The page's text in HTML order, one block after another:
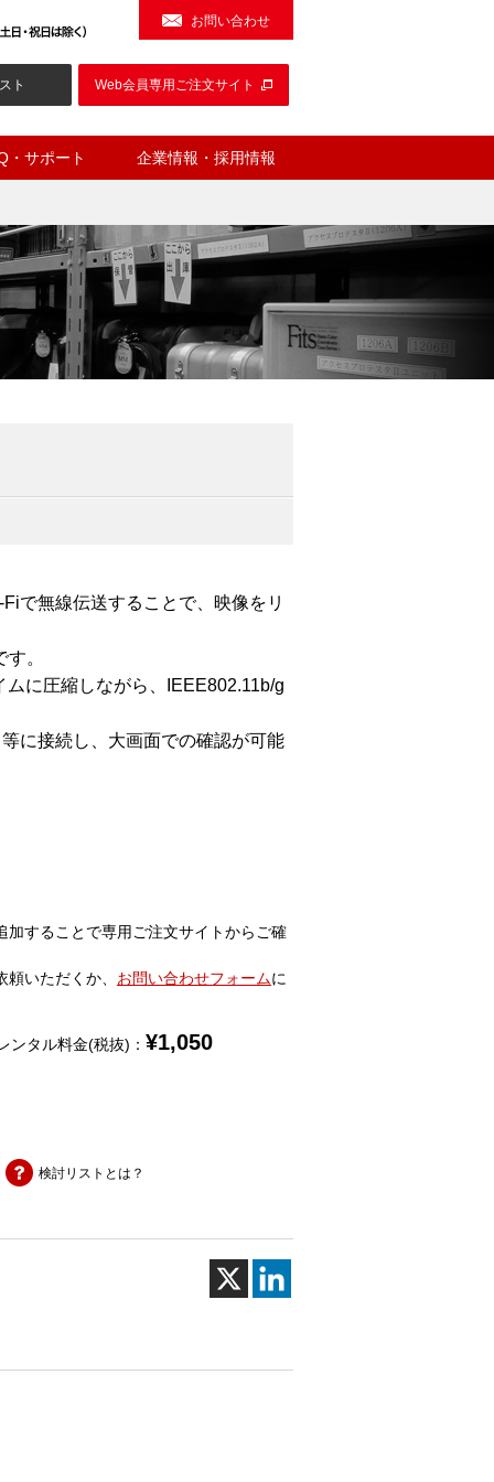
お問い合わせ
ト Web会員専用ご注文サイト
・サポート 企業情報・採用情報
で無線伝送することで、映像をリ
。
に圧縮しながら、IEEE802.11b/g
に接続し、大画面での確認が可能
加することで専用ご注文サイトからご確
いただくか、 お問い合わせフォームに
ンタル料金(税抜)： ¥1,050
検討リストとは？